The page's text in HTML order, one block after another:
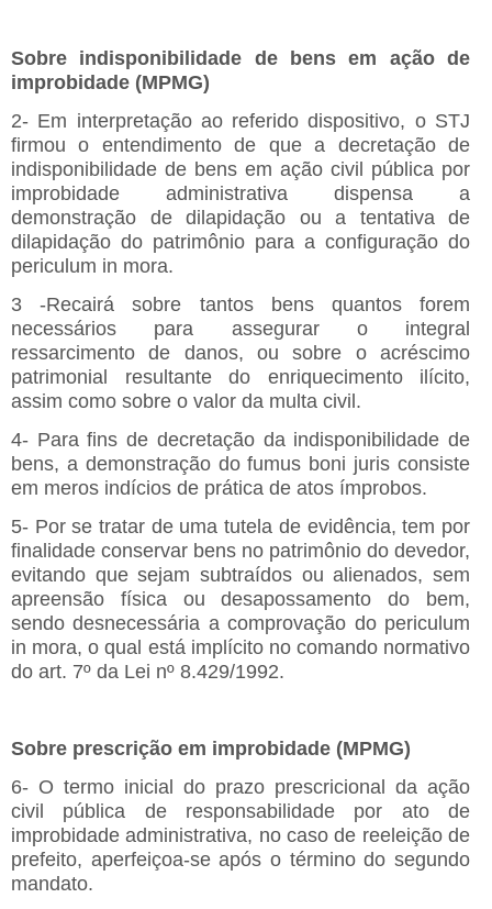
Sobre indisponibilidade de bens em ação de
improbidade (MPMG)
2- Em interpretação ao referido dispositivo, o STJ
firmou o entendimento de que a decretação de
indisponibilidade de bens em ação civil pública por
improbidade administrativa dispensa a
demonstração de dilapidação ou a tentativa de
dilapidação do patrimônio para a configuração do
periculum in mora.
3 -Recairá sobre tantos bens quantos forem
necessários para assegurar o integral
ressarcimento de danos, ou sobre o acréscimo
patrimonial resultante do enriquecimento ilícito,
assim como sobre o valor da multa civil.
4- Para fins de decretação da indisponibilidade de
bens, a demonstração do fumus boni juris consiste
em meros indícios de prática de atos ímprobos.
5- Por se tratar de uma tutela de evidência, tem por
finalidade conservar bens no patrimônio do devedor,
evitando que sejam subtraídos ou alienados, sem
apreensão física ou desapossamento do bem,
sendo desnecessária a comprovação do periculum
in mora, o qual está implícito no comando normativo
do art. 7º da Lei nº 8.429/1992.
Sobre prescrição em improbidade (MPMG)
6- O termo inicial do prazo prescricional da ação
civil pública de responsabilidade por ato de
improbidade administrativa, no caso de reeleição de
prefeito, aperfeiçoa-se após o término do segundo
mandato.